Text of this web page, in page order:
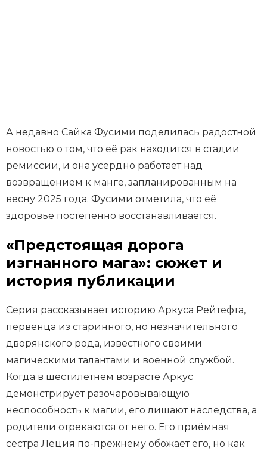
А недавно Сайка Фусими поделилась радостной
новостью о том, что её рак находится в стадии
ремиссии, и она усердно работает над
возвращением к манге, запланированным на
весну 2025 года. Фусими отметила, что её
здоровье постепенно восстанавливается.
«Предстоящая дорога
изгнанного мага»: сюжет и
история публикации
Серия рассказывает историю Аркуса Рейтефта,
первенца из старинного, но незначительного
дворянского рода, известного своими
магическими талантами и военной службой.
Когда в шестилетнем возрасте Аркус
демонстрирует разочаровывающую
неспособность к магии, его лишают наследства, а
родители отрекаются от него. Его приёмная
сестра Леция по-прежнему обожает его, но как